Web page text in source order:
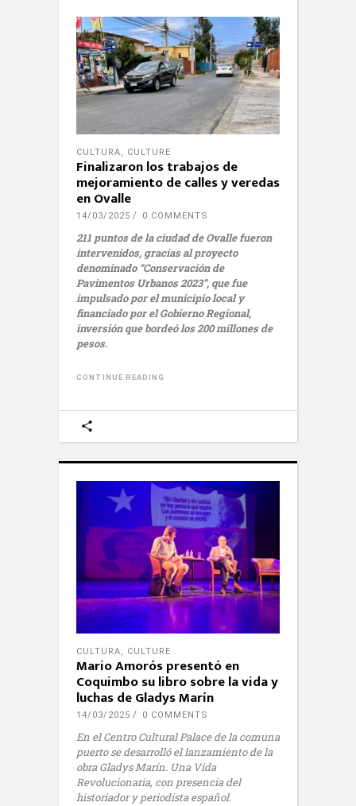
CULTURA, CULTURE
Finalizaron los trabajos de
mejoramiento de calles y veredas
en Ovalle
14/03/2025 0 COMMENTS
211 puntos de la ciudad de Ovalle fueron
intervenidos, gracias al proyecto
denominado “Conservación de
Pavimentos Urbanos 2023”, que fue
impulsado por el municipio local y
financiado por el Gobierno Regional,
inversión que bordeó los 200 millones de
pesos.
CONTINUE READING
CULTURA, CULTURE
Mario Amorós presentó en
Coquimbo su libro sobre la vida y
luchas de Gladys Marín
14/03/2025 0 COMMENTS
En el Centro Cultural Palace de la comuna
puerto se desarrolló el lanzamiento de la
obra Gladys Marín. Una Vida
Revolucionaria, con presencia del
historiador y periodista español.